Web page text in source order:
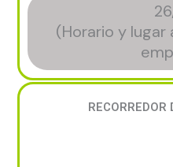
(Horario y lugar
RECORREDOR